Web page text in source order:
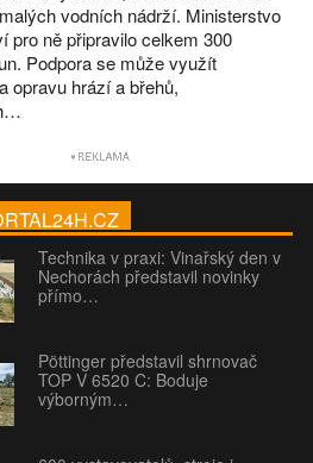
vodních nádrží. Ministerstvo
pro ně připravilo celkem 300
Podpora se může využít
opravu hrází a břehů,
Technika v praxi: Vinařský den v
Nechorách představil novinky
přímo…
Pöttinger představil shrnovač
TOP V 6520 C: Boduje
výborným…